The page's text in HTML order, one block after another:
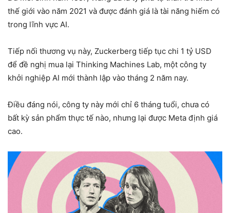
thế giới vào năm 2021 và được đánh giá là tài năng hiếm có
trong lĩnh vực AI.
Tiếp nối thương vụ này, Zuckerberg tiếp tục chi 1 tỷ USD
để đề nghị mua lại Thinking Machines Lab, một công ty
khởi nghiệp AI mới thành lập vào tháng 2 năm nay.
Điều đáng nói, công ty này mới chỉ 6 tháng tuổi, chưa có
bất kỳ sản phẩm thực tế nào, nhưng lại được Meta định giá
cao.